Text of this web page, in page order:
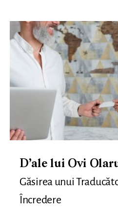
D’ale lui Ovi
Găsirea unui
Încredere